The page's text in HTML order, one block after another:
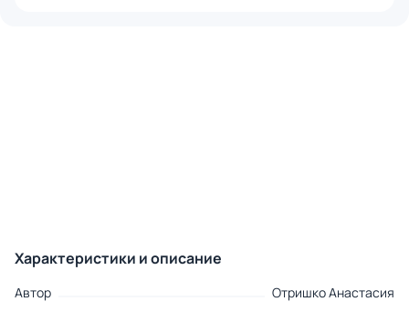
Характеристики и описание
Автор
Отришко Анастасия